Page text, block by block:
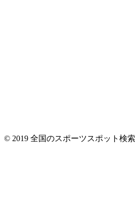
© 2019 全国のスポーツスポット検